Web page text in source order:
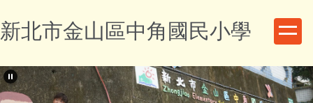
到
主
內
容
新北市金山區中角國民小學